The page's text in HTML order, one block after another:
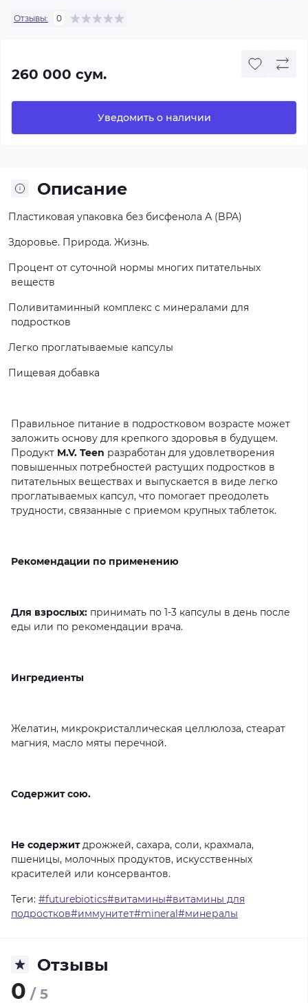
Отзывы: 0
260 000 сум.
Уведомить о наличии
Описание
Пластиковая упаковка без бисфенола А (BPA)
Здоровье. Природа. Жизнь.
Процент от суточной нормы многих питательных
веществ
Поливитаминный комплекс с минералами для
подростков
Легко проглатываемые капсулы
Пищевая добавка
Правильное питание в подростковом возрасте может
заложить основу для крепкого здоровья в будущем.
Продукт M.V. Teen разработан для удовлетворения
повышенных потребностей растущих подростков в
питательных веществах и выпускается в виде легко
проглатываемых капсул, что помогает преодолеть
трудности, связанные с приемом крупных таблеток.
Рекомендации по применению
Для взрослых: принимать по 1-3 капсулы в день после
еды или по рекомендации врача.
Ингредиенты
Желатин, микрокристаллическая целлюлоза, стеарат
магния, масло мяты перечной.
Содержит сою.
Не содержитдрожжей, сахара, соли, крахмала,
пшеницы, молочных продуктов, искусственных
красителей или консервантов.
Теги: #futurebiotics#витамины#витамины для
подростков#иммунитет#mineral#минералы
Отзывы
0 / 5